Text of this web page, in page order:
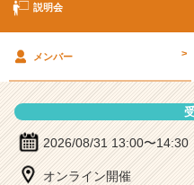
細
ー・
説明会
メンバー >
2026/08/31 13:00〜14:30
オンライン開催